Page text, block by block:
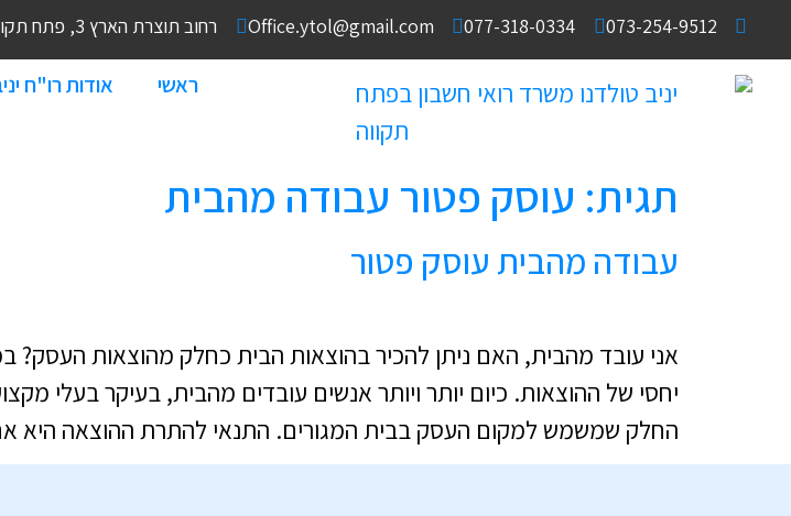
073-254-9512
077-318-0334
Office.ytol@gmail.com רחוב תוצרת הארץ 3, פתח תקווה ( בסר סיטי בנין T)
ראשי אודות רו"ח
תגית: עוסק פטור עבודה מהבית
עבודה מהבית עוסק פטור
אני עובד מהבית, האם ניתן להכיר בהוצאות הבית כחלק מהוצאות העסק?
יחסי של ההוצאות. כיום יותר ויותר אנשים עובדים מהבית, בעיקר בעלי
החלק שמשמש למקום העסק בבית המגורים. התנאי להתרת ההוצאה היא